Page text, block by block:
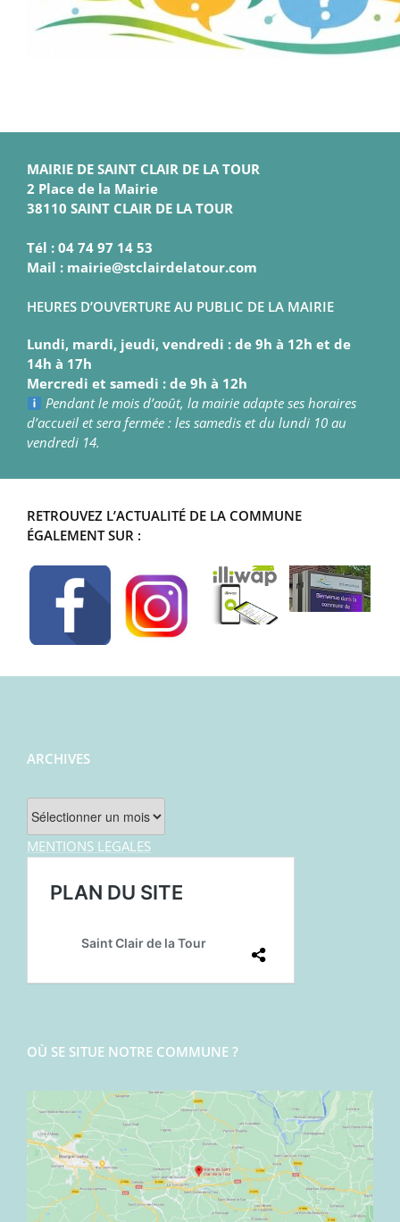
MAIRIE DE SAINT CLAIR DE LA TOUR
2 Place de la Mairie
38110 SAINT CLAIR DE LA TOUR
Tél : 04 74 97 14 53
Mail : mairie@stclairdelatour.com
HEURES D’OUVERTURE AU PUBLIC DE LA MAIRIE
Lundi, mardi, jeudi, vendredi : de 9h à 12h et de
14h à 17h
Mercredi et samedi : de 9h à 12h
Pendant le mois d’août, la mairie adapte ses horaires
d’accueil et sera fermée : les samedis et du lundi 10 au
vendredi 14.
RETROUVEZ L’ACTUALITÉ DE LA COMMUNE
ÉGALEMENT SUR :
ARCHIVES
Archives
MENTIONS LEGALES
OÙ SE SITUE NOTRE COMMUNE ?